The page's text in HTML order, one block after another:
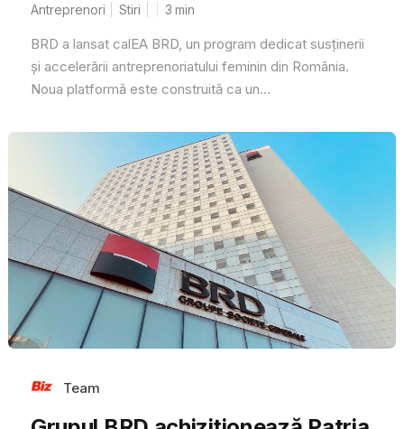
Antreprenori Stiri 3 min
BRD a lansat calEA BRD, un program dedicat susținerii
și accelerării antreprenoriatului feminin din România.
Noua platformă este construită ca un...
Team